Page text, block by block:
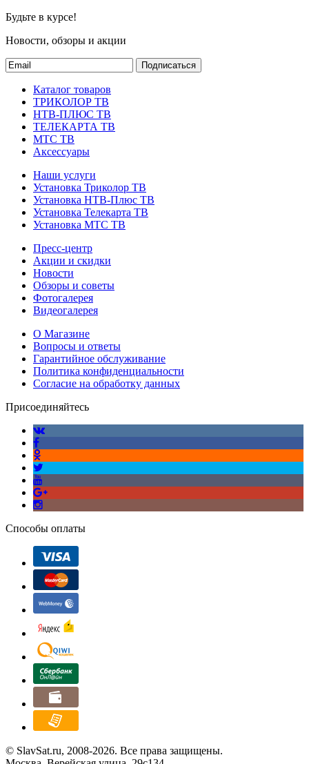
Будьте в курсе!
Новости, обзоры и акции
Подписаться
Каталог товаров
ТРИКОЛОР ТВ
НТВ-ПЛЮС ТВ
ТЕЛЕКАРТА ТВ
МТС ТВ
Аксессуары
Наши услуги
Установка Триколор ТВ
Установка НТВ-Плюс ТВ
Установка Телекарта ТВ
Установка МТС ТВ
Пресс-центр
Акции и скидки
Новости
Обзоры и советы
Фотогалерея
Видеогалерея
О Магазине
Вопросы и ответы
Гарантийное обслуживание
Политика конфиденциальности
Согласие на обработку данных
Присоединяйтесь
Способы оплаты
© SlavSat.ru, 2008-2026. Все права защищены.